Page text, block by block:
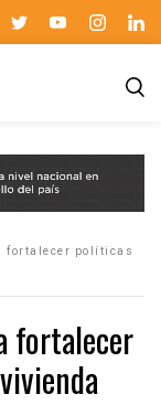
fortalecer políticas
fortalecer